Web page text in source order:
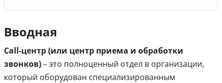
Вводная
Call-центр (или центр приема и обработки
звонков)– это полноценный отдел в организации,
который оборудован специализированным